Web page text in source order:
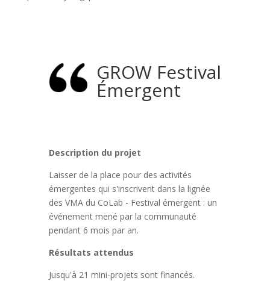
GROW Festival
Émergent
Description du projet
Laisser de la place pour des activités
émergentes qui s'inscrivent dans la lignée
des VMA du CoLab - Festival émergent : un
événement mené par la communauté
pendant 6 mois par an.
Résultats attendus
Jusqu'à 21 mini-projets sont financés.